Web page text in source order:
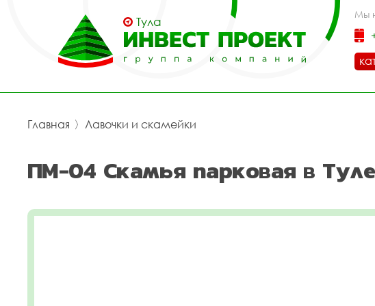
Тула
Мы
Главная 〉 Лавочки и скамейки
ПМ-04 Скамья парковая в Туле